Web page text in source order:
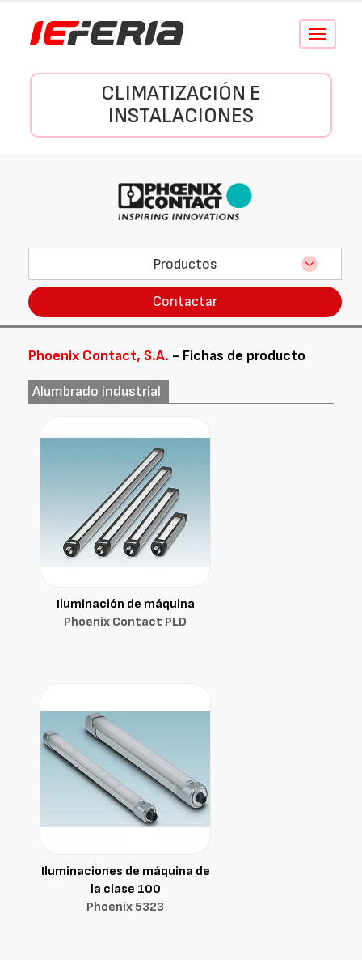
Conmutar
CLIMATIZACIÓN E
INSTALACIONES
Productos
Contactar
Phoenix Contact, S.A. - Fichas de producto
Alumbrado industrial
Iluminación de máquina
Phoenix Contact PLD
Iluminaciones de máquina de
la clase 100
Phoenix 5323